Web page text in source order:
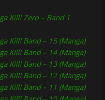
Kill! Zero – Band 1
Kill! Band – 15 (Manga)
Kill! Band – 14 (Manga)
Kill! Band – 13 (Manga)
Kill! Band – 12 (Manga)
Kill! Band – 11 (Manga)